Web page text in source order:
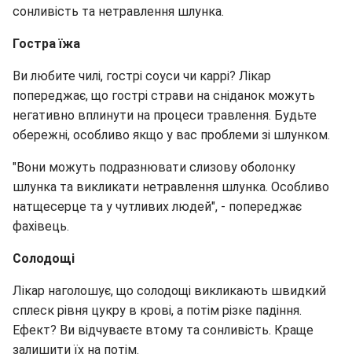
сонливість та нетравлення шлунка.
Гостра їжа
Ви любите чилі, гострі соуси чи каррі? Лікар
попереджає, що гострі страви на сніданок можуть
негативно вплинути на процеси травлення. Будьте
обережні, особливо якщо у вас проблеми зі шлунком.
"Вони можуть подразнювати слизову оболонку
шлунка та викликати нетравлення шлунка. Особливо
натщесерце та у чутливих людей", - попереджає
фахівець.
Солодощі
Лікар наголошує, що солодощі викликають швидкий
сплеск рівня цукру в крові, а потім різке падіння.
Ефект? Ви відчуваєте втому та сонливість. Краще
залишити їх на потім.